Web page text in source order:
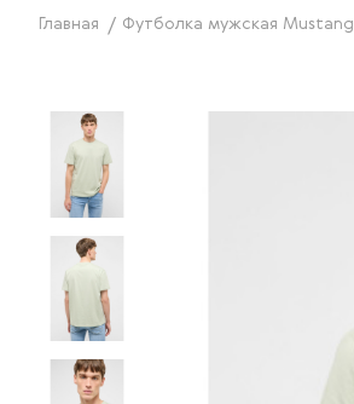
Главная Футболка мужская Mustang